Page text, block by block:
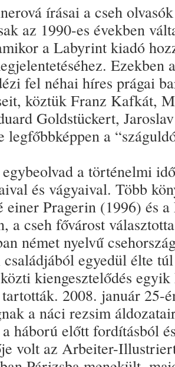
írásai a cseh olvasók
az 1990-es években
a Labyrint kiadó
Ezekben
fel néhai híres prágai
köztük Franz Kafkát,
Goldstückert, Jaroslav
legfőbbképpen a
a történelmi
és vágyaival. Több
einer Pragerin (1996) és
a cseh fővárost
német nyelvű
egyedül élte
kiengesztelődés
2008. január 25-
a náci rezsim
háború előtt fordításból
volt az Arbeiter-